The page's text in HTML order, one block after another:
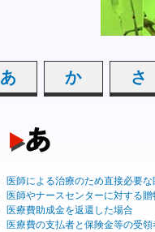
あ か さ
医師による治療のため直接必要
医師やナースセンターに対する贈
医療費助成金を返還した場合
医療費の支払者と保険金等の受